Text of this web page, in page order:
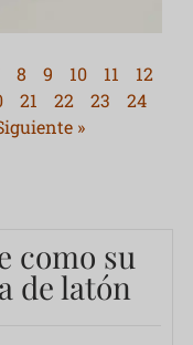
8 9 10 11
12
21 22 23
24
»
como su
de latón